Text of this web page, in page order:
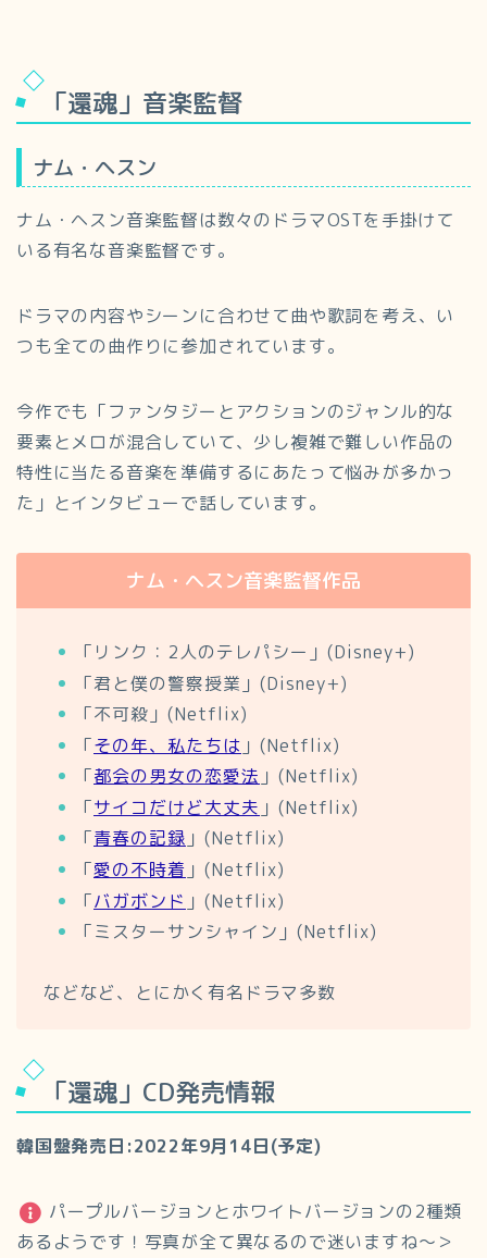
「還魂」音楽監督
ナム・ヘスン
ナム・ヘスン音楽監督は数々のドラマOSTを手掛けて
いる有名な音楽監督です。
ドラマの内容やシーンに合わせて曲や歌詞を考え、い
つも全ての曲作りに参加されています。
今作でも「ファンタジーとアクションのジャンル的な
要素とメロが混合していて、少し複雑で難しい作品の
特性に当たる音楽を準備するにあたって悩みが多かっ
た」とインタビューで話しています。
ナム・ヘスン音楽監督作品
「リンク：2人のテレパシー」(Disney+)
「君と僕の警察授業」(Disney+)
「不可殺」(Netflix)
「その年、私たちは 」(Netflix)
「都会の男女の恋愛法 」(Netflix)
「サイコだけど大丈夫 」(Netflix)
「青春の記録 」(Netflix)
「愛の不時着 」(Netflix)
「バガボンド 」(Netflix)
「ミスターサンシャイン」(Netflix)
などなど、とにかく有名ドラマ多数
「還魂」CD発売情報
韓国盤発売日:2022年9月14日(予定)
パープルバージョンとホワイトバージョンの2種類
あるようです！写真が全て異なるので迷いますね～＞